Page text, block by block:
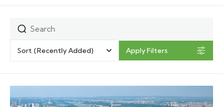
Sort (Recently Added) Apply Filters